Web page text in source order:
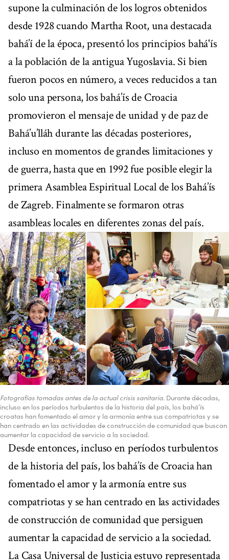
supone la culminación de los logros obtenidos
desde 1928 cuando Martha Root, una destacada
bahá’í de la época, presentó los principios bahá'ís
a la población de la antigua Yugoslavia. Si bien
fueron pocos en número, a veces reducidos a tan
solo una persona, los bahá’ís de Croacia
promovieron el mensaje de unidad y de paz de
Bahá’u’lláh durante las décadas posteriores,
incluso en momentos de grandes limitaciones y
de guerra, hasta que en 1992 fue posible elegir la
primera Asamblea Espiritual Local de los Bahá’ís
de Zagreb. Finalmente se formaron otras
asambleas locales en diferentes zonas del país.
Fotografías tomadas antes de la actual crisis sanitaria. Durante décadas,
incluso en los períodos turbulentos de la historia del país, los bahá’ís
croatas han fomentado el amor y la armonía entre sus compatriotas y se
han centrado en las actividades de construcción de comunidad que buscan
aumentar la capacidad de servicio a la sociedad.
Desde entonces, incluso en períodos turbulentos
de la historia del país, los bahá’ís de Croacia han
fomentado el amor y la armonía entre sus
compatriotas y se han centrado en las actividades
de construcción de comunidad que persiguen
aumentar la capacidad de servicio a la sociedad.
La Casa Universal de Justicia estuvo representada